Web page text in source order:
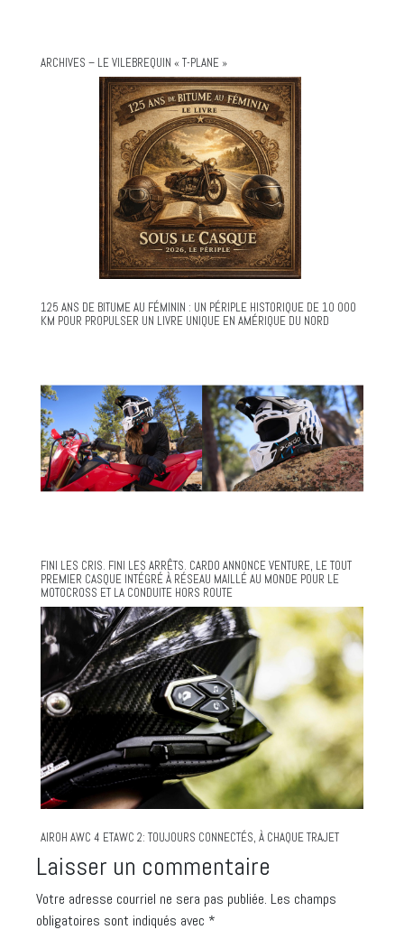
ARCHIVES – LE VILEBREQUIN « T-PLANE »
125 ANS DE BITUME AU FÉMININ : UN PÉRIPLE HISTORIQUE DE 10 000
KM POUR PROPULSER UN LIVRE UNIQUE EN AMÉRIQUE DU NORD
FINI LES CRIS. FINI LES ARRÊTS. CARDO ANNONCE VENTURE, LE TOUT
PREMIER CASQUE INTÉGRÉ À RÉSEAU MAILLÉ AU MONDE POUR LE
MOTOCROSS ET LA CONDUITE HORS ROUTE
AIROH AWC 4 ETAWC 2: TOUJOURS CONNECTÉS, À CHAQUE TRAJET
Laisser un commentaire
Votre adresse courriel ne sera pas publiée. Les champs
obligatoires sont indiqués avec *